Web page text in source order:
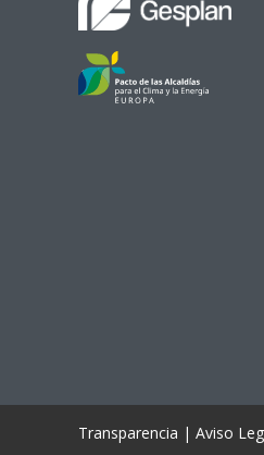
Transparencia | Aviso